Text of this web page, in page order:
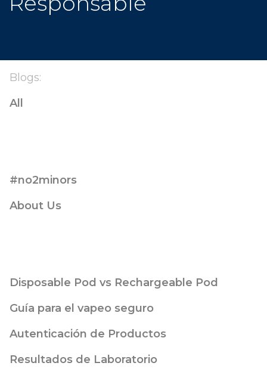
Blogs:
All
#no2minors
About Us
Disposable Pod vs Rechargeable Pod
Guía para el vapeo seguro
Autenticación de Productos
Resultados de Laboratorio